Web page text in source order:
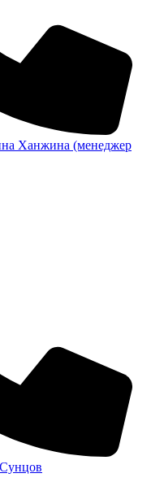
Ханжина (менеджер